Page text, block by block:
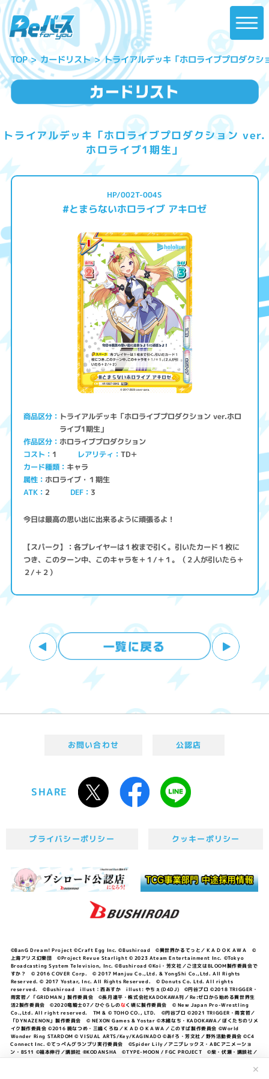
✕
TOP カードリスト トライアルデッキ「ホロライブプロダク
トライアルデッキ「ホロライブプロダクション ver.
ホロライブ1期生」
HP/002T-004S
#とまらないホロライブ アキロゼ
商品区分 トライアルデッキ「ホロライブプロダクション ver.ホロ
ライブ1期生」
作品区分 ホロライブプロダクション
コスト 1 レアリティ TD＋
カード種類 キャラ
属性 ホロライブ・１期生
ATK 2 DEF 3
今日は最高の思い出に出来るように頑張るよ！
【スパーク】：各プレイヤーは１枚まで引く。引いたカード１枚に
つき、このターン中、このキャラを＋１/＋１。（２人が引いたら＋
２/＋２）
お問い合わせ 公認店
SHARE
プライバシーポリシー クッキーポリシー
©BanG Dream! Project ©Craft Egg Inc. ©Bushiroad ©異世界かるてっと／ＫＡＤＯＫＡＷＡ ©
上海アリス幻樂団 ©Project Revue Starlight © 2023 Ateam Entertainment Inc. ©Tokyo
Broadcasting System Television, Inc. ©Bushiroad ©Koi・芳文社／ご注文はBLOOM製作委員会で
すか？ © 2016 COVER Corp. © 2017 Manjuu Co.,Ltd. & YongShi Co.,Ltd. All Rights
Reserved. © 2017 Yostar, Inc. All Rights Reserved. © Donuts Co. Ltd. All rights
reserved. ©Bushiroad illust：西あすか illust: やちぇ(D4DJ) ©円谷プロ ©2018 TRIGGER・
雨宮哲／「GRIDMAN」製作委員会 ©長月達平・株式会社KADOKAWA刊／Re:ゼロから始める異世界生
活2製作委員会 ©2020竜騎士07／ひぐらしのなく頃に製作委員会 © New Japan Pro-Wrestling
Co.,Ltd. All right reserved. TM & © TOHO CO., LTD. ©円谷プロ ©2021 TRIGGER・雨宮哲／
「DYNAZENON」製作委員会 © NEXON Games & Yostar ©木緒なち・KADOKAWA／ぼくたちのリメ
イク製作委員会 ©2016 暁なつめ・三嶋くろね／ＫＡＤＯＫＡＷＡ／このすば製作委員会 ©World
Wonder Ring STARDOM © VISUAL ARTS/Key/KAGINADO ©あfろ・芳文社／野外活動委員会 ©C4
Connect Inc. ©てっぺんグランプリ実行委員会 ©Spider Lily／アニプレックス・ABCアニメーショ
ン・BS11 ©福本伸行／講談社 ®KODANSHA ©TYPE-MOON / FGC PROJECT ©柴・伏瀬・講談社／